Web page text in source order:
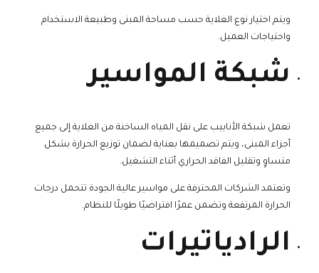
ويتم اختيار نوع الغلاية حسب مساحة المبنى وطبيعة الاستخدام
واحتياجات العميل.
شبكة المواسير
تعمل شبكة الأنابيب على نقل المياه الساخنة من الغلاية إلى جميع
أجزاء المبنى، ويتم تصميمها بعناية لضمان توزيع الحرارة بشكل
متساوٍ وتقليل الفاقد الحراري أثناء التشغيل.
وتعتمد الشركات المحترفة على مواسير عالية الجودة تتحمل درجات
الحرارة المرتفعة وتضمن عمرًا افتراضيًا طويلًا للنظام.
الرادياتيرات